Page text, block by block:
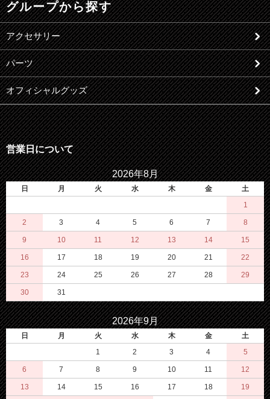
グループから探す
アクセサリー
パーツ
オフィシャルグッズ
営業日について
2026年8月
日 月 火 水 木 金
土
1
2 3 4 5 6 7 8
9 10 11 12 13 14 15
16 17 18 19 20 21 22
23 24 25 26 27 28 29
30 31
2026年9月
日 月 火 水 木 金
土
1
2 3 4 5
6 7 8 9 10 11 12
13 14 15 16 17 18 19